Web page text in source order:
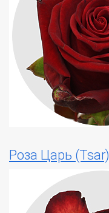
Роза Царь (Tsar)